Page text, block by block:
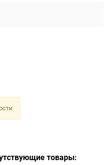
товары: